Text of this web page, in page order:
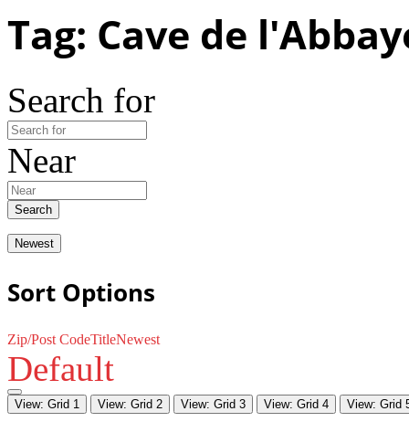
Tag: Cave de
Search for
Near
Search
Newest
Sort Options
Zip/Post CodeTitleNewest
Default
View: Grid 1 View: Grid 2 View: Grid 3 View: Grid 4 View: Grid